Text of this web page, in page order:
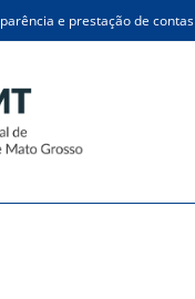
e prestação de contas